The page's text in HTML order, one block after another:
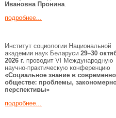
Ивановна Пронина.
подробнее...
Институт социологии Национальной
академии наук Беларуси 29–30
2026 г. проводит VI Международную
научно-практическую конференцию
«Социальное знание в
обществе: проблемы,
перспективы»
подробнее...